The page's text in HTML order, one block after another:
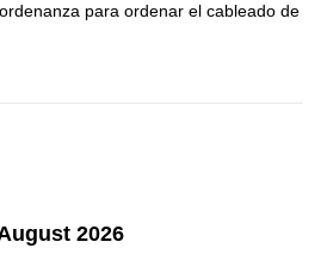
para ordenar el cableado de
2026